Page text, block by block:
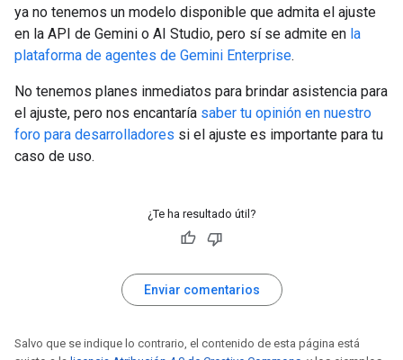
ya no tenemos un modelo disponible que admita el ajuste
en la API de Gemini o AI Studio, pero sí se admite en la
plataforma de agentes de Gemini Enterprise.
No tenemos planes inmediatos para brindar asistencia para
el ajuste, pero nos encantaría saber tu opinión en nuestro
foro para desarrolladores si el ajuste es importante para tu
caso de uso.
¿Te ha resultado útil?
Enviar comentarios
Salvo que se indique lo contrario, el contenido de esta página está